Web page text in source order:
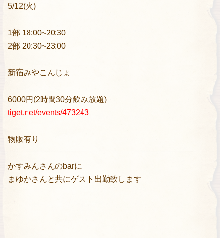
5/12(火)
1部 18:00~20:30
2部 20:30~23:00
新宿みやこんじょ
6000円(2時間30分飲み放題)
tiget.net/events/473243
物販有り
かすみんさんのbarに
まゆかさんと共にゲスト出勤致します